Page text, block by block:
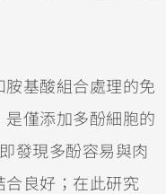
基酸組合處理的免
僅添加多酚細胞的
發現多酚容易與肉
合良好；在此研究